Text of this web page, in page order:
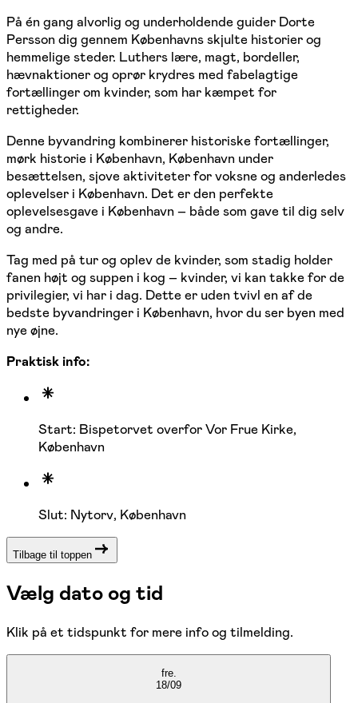
På én gang alvorlig og underholdende guider Dorte
Persson dig gennem Københavns skjulte historier og
hemmelige steder. Luthers lære, magt, bordeller,
hævnaktioner og oprør krydres med fabelagtige
fortællinger om kvinder, som har kæmpet for
rettigheder.
Denne byvandring kombinerer historiske fortællinger,
mørk historie i København, København under
besættelsen, sjove aktiviteter for voksne og anderledes
oplevelser i København. Det er den perfekte
oplevelsesgave i København – både som gave til dig selv
og andre.
Tag med på tur og oplev de kvinder, som stadig holder
fanen højt og suppen i kog – kvinder, vi kan takke for de
privilegier, vi har i dag. Dette er uden tvivl en af de
bedste byvandringer i København, hvor du ser byen med
nye øjne.
Praktisk info:
Start: Bispetorvet overfor Vor Frue Kirke,
København
Slut: Nytorv, København
Tilbage til toppen
Vælg dato og tid
Klik på et tidspunkt for mere info og tilmelding.
fre.
18/09